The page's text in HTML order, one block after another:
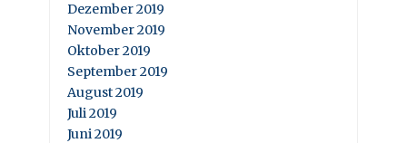
Dezember 2019
November 2019
Oktober 2019
September 2019
August 2019
Juli 2019
Juni 2019